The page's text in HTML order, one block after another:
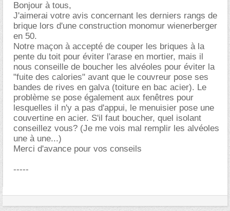
Bonjour à tous,
J'aimerai votre avis concernant les derniers rangs de
brique lors d'une construction monomur wienerberger
en 50.
Notre maçon à accepté de couper les briques à la
pente du toit pour éviter l'arase en mortier, mais il
nous conseille de boucher les alvéoles pour éviter la
"fuite des calories" avant que le couvreur pose ses
bandes de rives en galva (toiture en bac acier). Le
problème se pose également aux fenêtres pour
lesquelles il n'y a pas d'appui, le menuisier pose une
couvertine en acier. S'il faut boucher, quel isolant
conseillez vous? (Je me vois mal remplir les alvéoles
une à une...)
Merci d'avance pour vos conseils
-----